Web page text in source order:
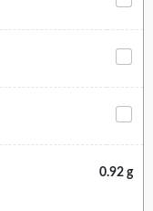
0.92 g